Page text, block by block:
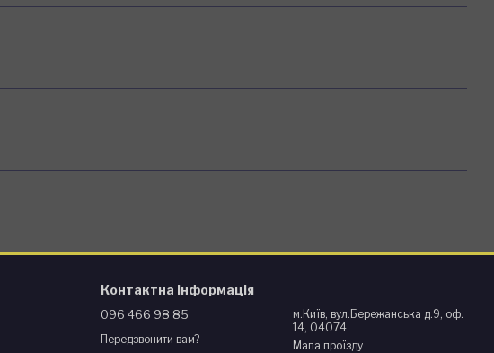
Контактна інформація
096 466 98 85
Передзвонити вам?
м.Київ, вул.Бережанська д.9, оф.
14, 04074
Мапа проїзду